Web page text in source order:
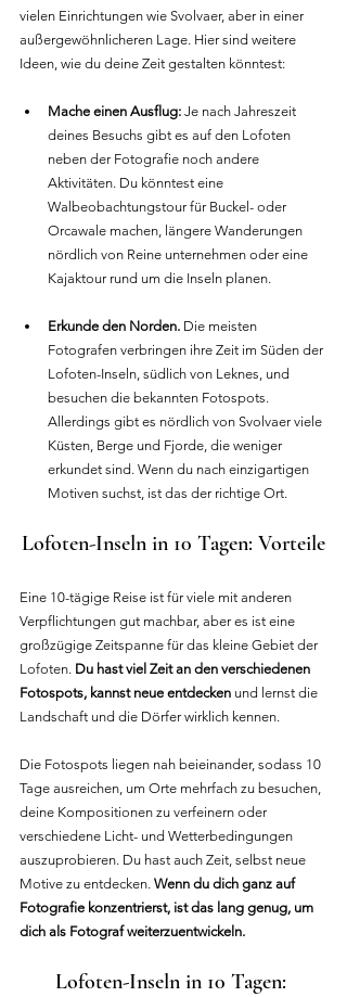
vielen Einrichtungen wie Svolvaer, aber in einer
außergewöhnlicheren Lage. Hier sind weitere
Ideen, wie du deine Zeit gestalten könntest:
Mache einen Ausflug: Je nach Jahreszeit
deines Besuchs gibt es auf den Lofoten
neben der Fotografie noch andere
Aktivitäten. Du könntest eine
Walbeobachtungstour für Buckel- oder
Orcawale machen, längere Wanderungen
nördlich von Reine unternehmen oder eine
Kajaktour rund um die Inseln planen.
Erkunde den Norden. Die meisten
Fotografen verbringen ihre Zeit im Süden der
Lofoten-Inseln, südlich von Leknes, und
besuchen die bekannten Fotospots.
Allerdings gibt es nördlich von Svolvaer viele
Küsten, Berge und Fjorde, die weniger
erkundet sind. Wenn du nach einzigartigen
Motiven suchst, ist das der richtige Ort.
Lofoten-Inseln in 10 Tagen: Vorteile
Eine 10-tägige Reise ist für viele mit anderen
Verpflichtungen gut machbar, aber es ist eine
großzügige Zeitspanne für das kleine Gebiet der
Lofoten. Du hast viel Zeit an den verschiedenen
Fotospots, kannst neue entdecken und lernst die
Landschaft und die Dörfer wirklich kennen.
Die Fotospots liegen nah beieinander, sodass 10
Tage ausreichen, um Orte mehrfach zu besuchen,
deine Kompositionen zu verfeinern oder
verschiedene Licht- und Wetterbedingungen
auszuprobieren. Du hast auch Zeit, selbst neue
Motive zu entdecken. Wenn du dich ganz auf
Fotografie konzentrierst, ist das lang genug, um
dich als Fotograf weiterzuentwickeln.
Lofoten-Inseln in 10 Tagen: